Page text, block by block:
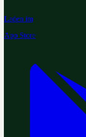
Laden im
App Store